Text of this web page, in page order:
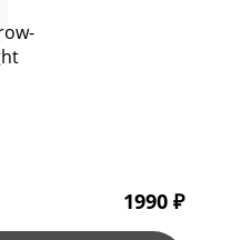
1990 ₽